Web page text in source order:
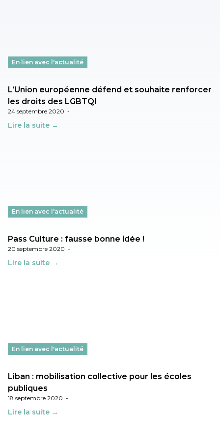
En lien avec l'actualité
L’Union européenne défend et souhaite renforcer
les droits des LGBTQI
24 septembre 2020 -
Lire la suite →
En lien avec l'actualité
Pass Culture : fausse bonne idée !
20 septembre 2020 -
Lire la suite →
En lien avec l'actualité
Liban : mobilisation collective pour les écoles
publiques
18 septembre 2020 -
Lire la suite →